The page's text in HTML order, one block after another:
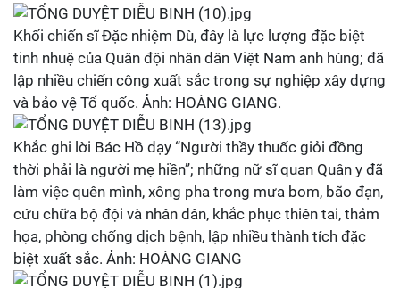
Khối chiến sĩ Đặc nhiệm Dù, đây là lực lượng đặc biệt
tinh nhuệ của Quân đội nhân dân Việt Nam anh hùng; đã
lập nhiều chiến công xuất sắc trong sự nghiệp xây dựng
và bảo vệ Tổ quốc. Ảnh: HOÀNG GIANG.
Khắc ghi lời Bác Hồ dạy “Người thầy thuốc giỏi đồng
thời phải là người mẹ hiền”; những nữ sĩ quan Quân y đã
làm việc quên mình, xông pha trong mưa bom, bão đạn,
cứu chữa bộ đội và nhân dân, khắc phục thiên tai, thảm
họa, phòng chống dịch bệnh, lập nhiều thành tích đặc
biệt xuất sắc. Ảnh: HOÀNG GIANG